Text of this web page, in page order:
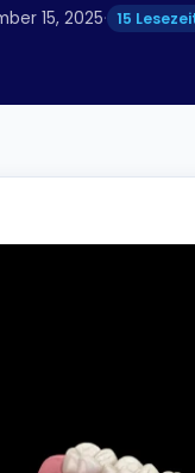
15, 2025· 15